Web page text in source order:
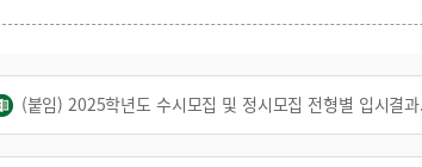
(붙임) 2025학년도 수시모집 및 정시모집 전형별 입시결